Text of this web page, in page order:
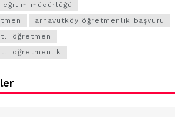
müdürlüğü
arnavutköy öğretmenlik başvuru
öğretmen
öğretmenlik